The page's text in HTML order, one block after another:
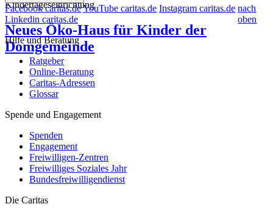
Kindertageseinrichtung
Neues Öko-Haus für Kinder der
Domgemeinde
Facebook caritas.deYouTube caritas.de Instagram caritas.de
Linkedin caritas.de
nach
oben
Hilfe und Beratung
Ratgeber
Online-Beratung
Caritas-Adressen
Glossar
Spende und Engagement
Spenden
Engagement
Freiwilligen-Zentren
Freiwilliges Soziales Jahr
Bundesfreiwilligendienst
Die Caritas